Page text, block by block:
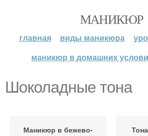
МАНИКЮР
главная виды маникюра
маникюр в домашних
Шоколадные тона
Маникюр в бежево-